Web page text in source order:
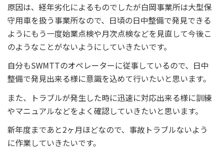
原因は、経年劣化によるものでしたが白岡事業所は大型保
守用車を扱う事業所なので、日頃の日中整備で発見できる
ようにもう一度始業点検や月次点検などを見直して今後こ
のようなことがないようにしていきたいです。
自分もSWMTTのオペレーターに従事しているので、日中
整備で発見出来る様に意識を込めて行いたいと思います。
また、トラブルが発生した時に迅速に対応出来る様に訓練
やマニュアルなどをよく確認していきたいと思います。
新年度まであと2ヶ月ほどなので、事故トラブルないよう
に作業していきたいです。